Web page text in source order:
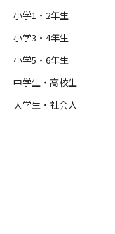
小学1・2年生
小学3・4年生
小学5・6年生
中学生・高校生
大学生・社会人